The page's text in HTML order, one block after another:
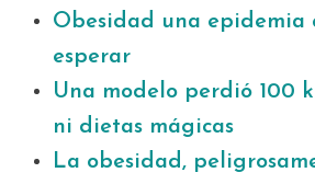
Obesidad una epidemia
esperar
Una modelo perdió 100
ni dietas mágicas
La obesidad,